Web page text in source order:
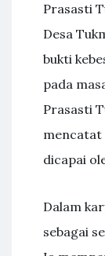
Prasasti
Desa
bukti
pada
Prasasti
mencatat
dicapai
Dalam
sebagai